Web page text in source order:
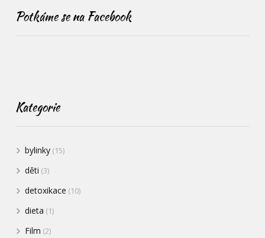
Potkáme se na Facebook
Kategorie
bylinky (15)
děti (3)
detoxikace (10)
dieta (1)
Film (2)